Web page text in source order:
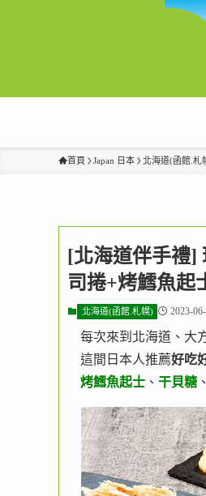
首頁 Japan 日本 北海道(函館.札
[北海道伴手禮]
司捲+烤鱈魚起
北海道(函館.札幌) 2023-
每次來到北海道、大
這間日本人推薦好吃
烤鱈魚起士 、 干貝糖 、